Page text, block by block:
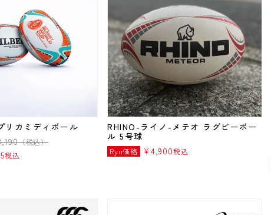
リカミディボール
（税込）
税込
RHINO-ライノ-メテオ ラグビーボー
ル 5号球
Ryu価格 ¥ 4,900税込